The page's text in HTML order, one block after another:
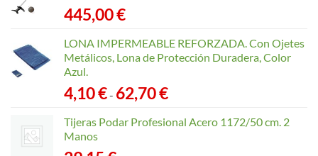
445,00€
LONA IMPERMEABLE REFORZADA. Con Ojetes
Metálicos, Lona de Protección Duradera, Color
Azul.
4,10€- 62,70€Rango
precios:
Tijeras Podar Profesional Acero 1172/50 cm. 2
Manos